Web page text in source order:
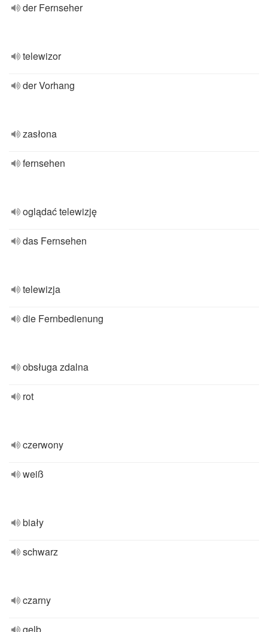
der Fernseher
telewizor
der Vorhang
zasłona
fernsehen
oglądać telewizję
das Fernsehen
telewizja
die Fernbedienung
obsługa zdalna
rot
czerwony
weiß
biały
schwarz
czarny